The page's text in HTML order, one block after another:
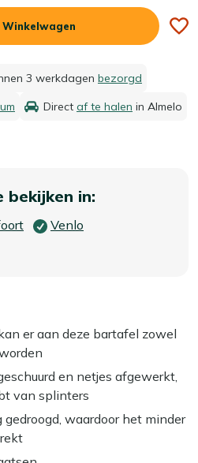
Winkelwagen
3 werkdagen bezorgd
Direct af te halen in Almelo
in:
Venlo
er aan deze bartafel zowel
en netjes afgewerkt,
van splinters
gedroogd, waardoor het minder